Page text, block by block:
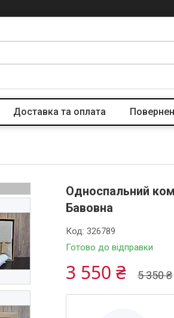
Доставка та оплата
Односпальний
Бавовна
Готово до відправки
Код:326789
5 350 ₴
3 550 ₴